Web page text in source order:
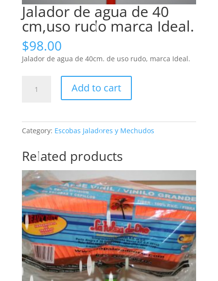
Jalador de agua de 40
cm,uso rudo marca Ideal.
$98.00
Jalador de agua de 40cm. de uso rudo, marca Ideal.
cm,uso
marca
Ideal.
quantity
Add to cart
Category: Escobas Jaladores y Mechudos
Related products